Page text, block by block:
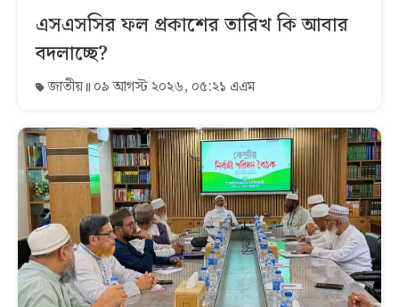
এসএসসির ফল প্রকাশের তারিখ কি আবার
বদলাচ্ছে?
জাতীয় ০৯ আগস্ট ২০২৬, ০৫:২১ এএম